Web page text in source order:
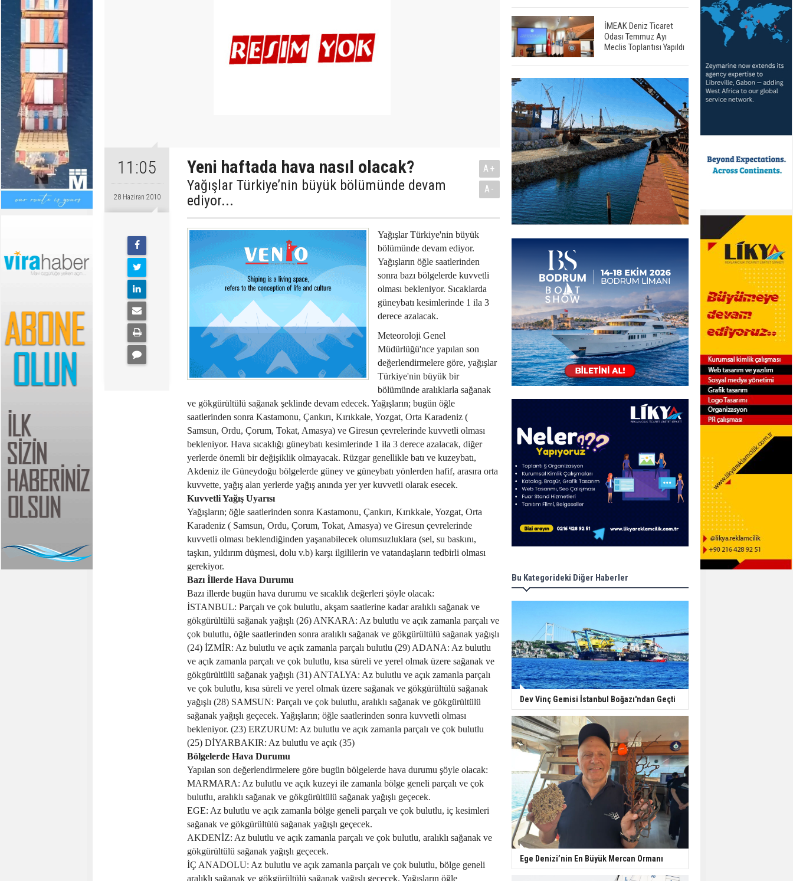
11:05
28 Haziran 2010
Yeni haftada hava nasıl olacak?
Yağışlar Türkiye’nin büyük bölümünde devam
ediyor...
A+
A-
Yağışlar Türkiye'nin büyük
bölümünde devam ediyor.
Yağışların öğle saatlerinden
sonra bazı bölgelerde kuvvetli
olması bekleniyor. Sıcaklarda
güneybatı kesimlerinde 1 ila 3
derece azalacak.
Meteoroloji Genel
Müdürlüğü'nce yapılan son
değerlendirmelere göre, yağışlar
Türkiye'nin büyük bir
bölümünde aralıklarla sağanak
ve gökgürültülü sağanak şeklinde devam edecek. Yağışların; bugün öğle
saatlerinden sonra Kastamonu, Çankırı, Kırıkkale, Yozgat, Orta Karadeniz (
Samsun, Ordu, Çorum, Tokat, Amasya) ve Giresun çevrelerinde kuvvetli olması
bekleniyor. Hava sıcaklığı güneybatı kesimlerinde 1 ila 3 derece azalacak, diğer
yerlerde önemli bir değişiklik olmayacak. Rüzgar genellikle batı ve kuzeybatı,
Akdeniz ile Güneydoğu bölgelerde güney ve güneybatı yönlerden hafif, arasıra orta
kuvvette, yağış alan yerlerde yağış anında yer yer kuvvetli olarak esecek.
Kuvvetli Yağış Uyarısı
Yağışların; öğle saatlerinden sonra Kastamonu, Çankırı, Kırıkkale, Yozgat, Orta
Karadeniz ( Samsun, Ordu, Çorum, Tokat, Amasya) ve Giresun çevrelerinde
kuvvetli olması beklendiğinden yaşanabilecek olumsuzluklara (sel, su baskını,
taşkın, yıldırım düşmesi, dolu v.b) karşı ilgililerin ve vatandaşların tedbirli olması
gerekiyor.
Bazı İllerde Hava Durumu
Bazı illerde bugün hava durumu ve sıcaklık değerleri şöyle olacak:
İSTANBUL: Parçalı ve çok bulutlu, akşam saatlerine kadar aralıklı sağanak ve
gökgürültülü sağanak yağışlı (26) ANKARA: Az bulutlu ve açık zamanla parçalı ve
çok bulutlu, öğle saatlerinden sonra aralıklı sağanak ve gökgürültülü sağanak yağışlı
(24) İZMİR: Az bulutlu ve açık zamanla parçalı bulutlu (29) ADANA: Az bulutlu
ve açık zamanla parçalı ve çok bulutlu, kısa süreli ve yerel olmak üzere sağanak ve
gökgürültülü sağanak yağışlı (31) ANTALYA: Az bulutlu ve açık zamanla parçalı
ve çok bulutlu, kısa süreli ve yerel olmak üzere sağanak ve gökgürültülü sağanak
yağışlı (28) SAMSUN: Parçalı ve çok bulutlu, aralıklı sağanak ve gökgürültülü
sağanak yağışlı geçecek. Yağışların; öğle saatlerinden sonra kuvvetli olması
bekleniyor. (23) ERZURUM: Az bulutlu ve açık zamanla parçalı ve çok bulutlu
(25) DİYARBAKIR: Az bulutlu ve açık (35)
Bölgelerde Hava Durumu
Yapılan son değerlendirmelere göre bugün bölgelerde hava durumu şöyle olacak:
MARMARA: Az bulutlu ve açık kuzeyi ile zamanla bölge geneli parçalı ve çok
bulutlu, aralıklı sağanak ve gökgürültülü sağanak yağışlı geçecek.
EGE: Az bulutlu ve açık zamanla bölge geneli parçalı ve çok bulutlu, iç kesimleri
sağanak ve gökgürültülü sağanak yağışlı geçecek.
AKDENİZ: Az bulutlu ve açık zamanla parçalı ve çok bulutlu, aralıklı sağanak ve
gökgürültülü sağanak yağışlı geçecek.
İÇ ANADOLU: Az bulutlu ve açık zamanla parçalı ve çok bulutlu, bölge geneli
aralıklı sağanak ve gökgürültülü sağanak yağışlı geçecek. Yağışların öğle
İMEAK Deniz Ticaret
Odası Temmuz Ayı
Meclis Toplantısı Yapıldı
Bu Kategorideki Diğer Haberler
Dev Vinç Gemisi İstanbul Boğazı'ndan Geçti
Ege Denizi’nin En Büyük Mercan Ormanı